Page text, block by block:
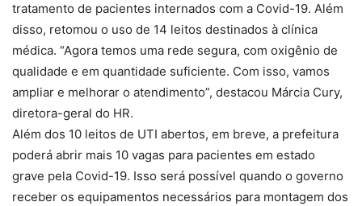
tratamento de pacientes internados com a Covid-19. Além
disso, retomou o uso de 14 leitos destinados à clínica
médica. “Agora temos uma rede segura, com oxigênio de
qualidade e em quantidade suficiente. Com isso, vamos
ampliar e melhorar o atendimento”, destacou Márcia Cury,
diretora-geral do HR.
Além dos 10 leitos de UTI abertos, em breve, a prefeitura
poderá abrir mais 10 vagas para pacientes em estado
grave pela Covid-19. Isso será possível quando o governo
receber os equipamentos necessários para montagem dos